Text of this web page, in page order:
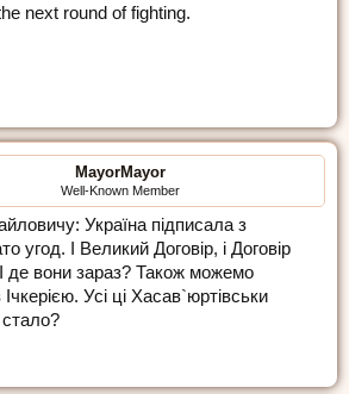
next round of fighting.
MayorMayor
Well-Known Member
Україна підписала з
угод. І Великий Договір, і Договір
І де вони зараз? Також можемо
Усі ці Хасав`юртівськи